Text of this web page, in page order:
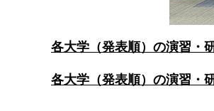
各大学（発表順）の演習・
各大学（発表順）の演習・